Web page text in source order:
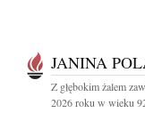
JANINA
Z głębokim żalem
2026 roku w wieku